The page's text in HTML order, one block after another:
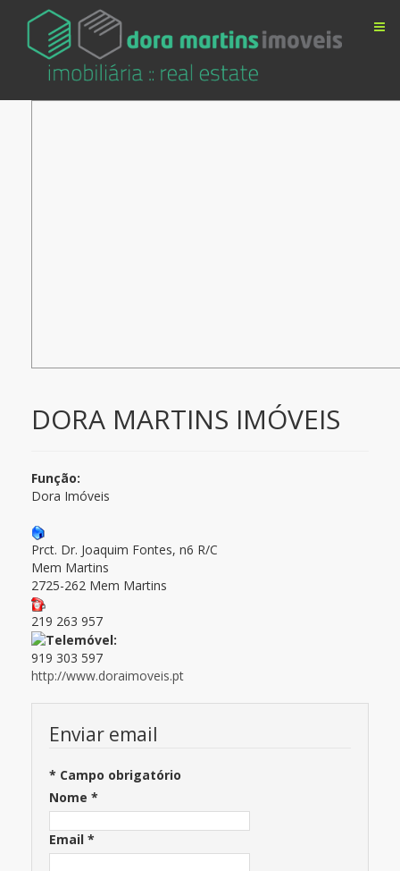
DORA MARTINS IMÓVEIS
Função:
Dora Imóveis
Prct. Dr. Joaquim Fontes, n6 R/C
Mem Martins
2725-262 Mem Martins
219 263 957
919 303 597
http://www.doraimoveis.pt
Enviar email
* Campo obrigatório
Nome *
Email *